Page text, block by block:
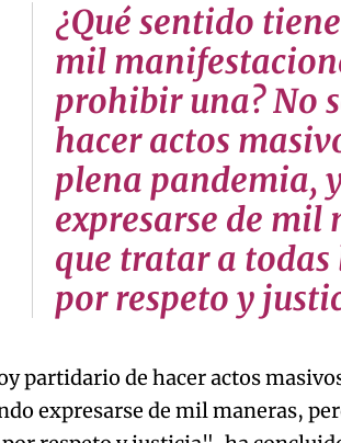
¿Qué sentido
mil
prohibir una? No
hacer actos
plena pandemia,
expresarse de mil
que tratar a todas
por respeto y
partidario de hacer actos
expresarse de mil maneras,